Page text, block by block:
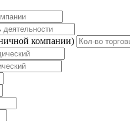
компании)